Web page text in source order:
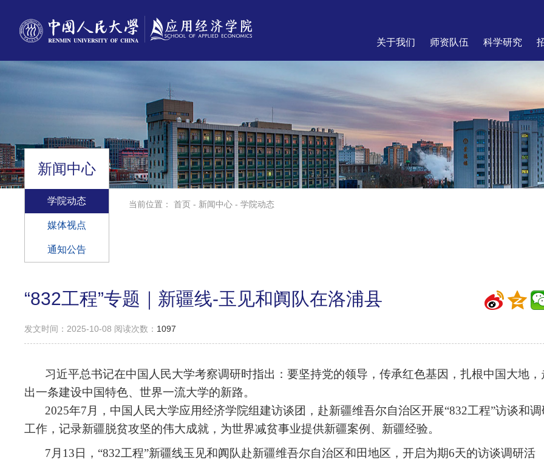
关于我们 师资队伍 科学研究
新闻中心
学院动态
媒体视点
通知公告
当前位置：首页 - 新闻中心 -学院动态
“832工程”专题｜新疆线-玉见和阗队在洛浦县
发文时间：2025-10-08 阅读次数： 1097
习近平总书记在中国人民大学考察调研时指出：要坚持党的领导，传承红色基因，扎根中国大地，
出一条建设中国特色、世界一流大学的新路。
2025年7月，中国人民大学应用经济学院组建访谈团，赴新疆维吾尔自治区开展“832工程”访谈和调
工作，记录新疆脱贫攻坚的伟大成就，为世界减贫事业提供新疆案例、新疆经验。
7月13日，“832工程”新疆线玉见和阗队赴新疆维吾尔自治区和田地区，开启为期6天的访谈调研活